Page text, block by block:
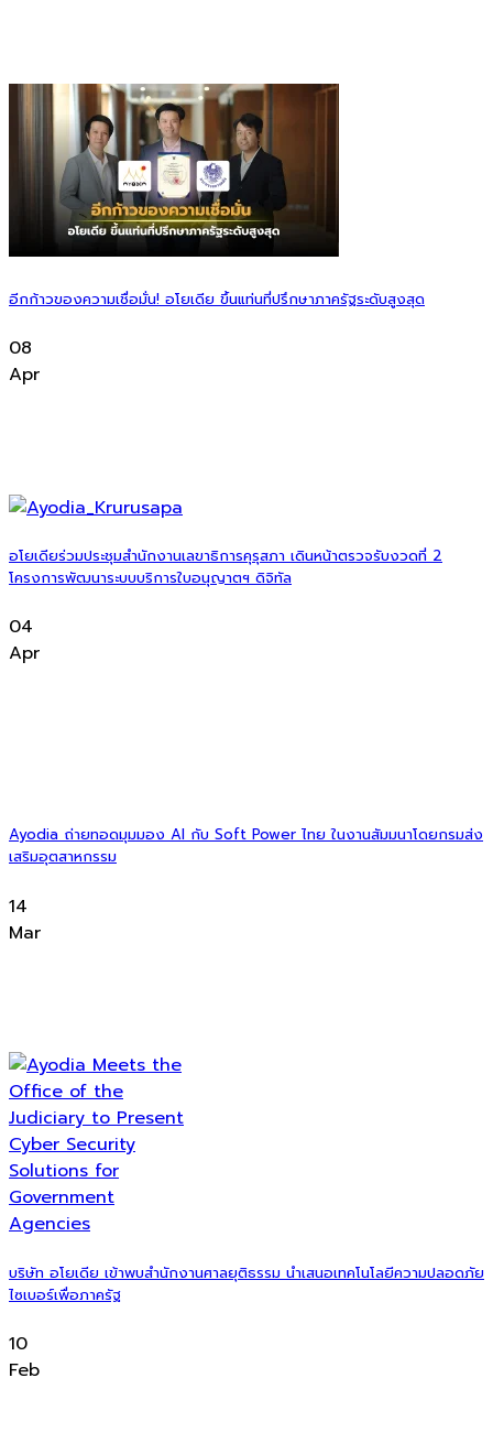
อีกก้าวของความเชื่อมั่น! อโยเดีย ขึ้นแท่นที่ปรึกษาภาครัฐระดับสูงสุด
08
Apr
อโยเดียร่วมประชุมสำนักงานเลขาธิการคุรุสภา เดินหน้าตรวจรับงวดที่ 2
โครงการพัฒนาระบบบริการใบอนุญาตฯ ดิจิทัล
04
Apr
Ayodia ถ่ายทอดมุมมอง AI กับ Soft Power ไทย ในงานสัมมนาโดยกรมส่ง
เสริมอุตสาหกรรม
14
Mar
บริษัท อโยเดีย เข้าพบสำนักงานศาลยุติธรรม นำเสนอเทคโนโลยีความปลอดภัย
ไซเบอร์เพื่อภาครัฐ
10
Feb